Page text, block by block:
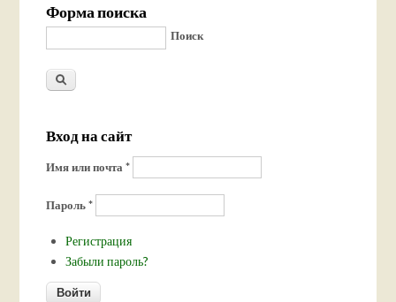
Форма поиска
Поиск
Вход на сайт
Имя или почта*
Пароль*
Регистрация
Забыли пароль?